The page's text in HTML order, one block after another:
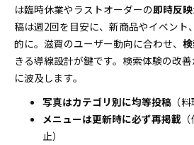
は臨時休業やラストオーダーの即時反映
稿は週2回を目安に、新商品やイベント
的に。滋賀のユーザー動向に合わせ、
きる導線設計が鍵です。検索体験の改
に波及します。
写真はカテゴリ別に均等投稿 （
メニューは更新時に必ず再掲載
止）